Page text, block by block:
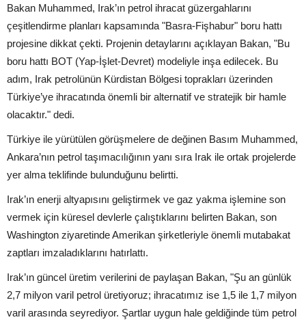
Bakan Muhammed, Irak’ın petrol ihracat güzergahlarını
çeşitlendirme planları kapsamında "Basra-Fişhabur" boru hattı
projesine dikkat çekti. Projenin detaylarını açıklayan Bakan, "Bu
boru hattı BOT (Yap-İşlet-Devret) modeliyle inşa edilecek. Bu
adım, Irak petrolünün Kürdistan Bölgesi toprakları üzerinden
Türkiye’ye ihracatında önemli bir alternatif ve stratejik bir hamle
olacaktır." dedi.
Türkiye ile yürütülen görüşmelere de değinen Basım Muhammed,
Ankara’nın petrol taşımacılığının yanı sıra Irak ile ortak projelerde
yer alma teklifinde bulunduğunu belirtti.
Irak’ın enerji altyapısını geliştirmek ve gaz yakma işlemine son
vermek için küresel devlerle çalıştıklarını belirten Bakan, son
Washington ziyaretinde Amerikan şirketleriyle önemli mutabakat
zaptları imzaladıklarını hatırlattı.
Irak’ın güncel üretim verilerini de paylaşan Bakan, "Şu an günlük
2,7 milyon varil petrol üretiyoruz; ihracatımız ise 1,5 ile 1,7 milyon
varil arasında seyrediyor. Şartlar uygun hale geldiğinde tüm petrol